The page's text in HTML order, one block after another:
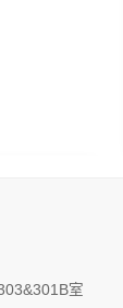
室